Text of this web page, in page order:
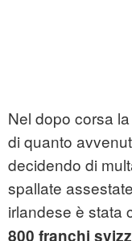
Nel dopo corsa
di quanto
decidendo di
spallate
irlandese è stata
800 franchi